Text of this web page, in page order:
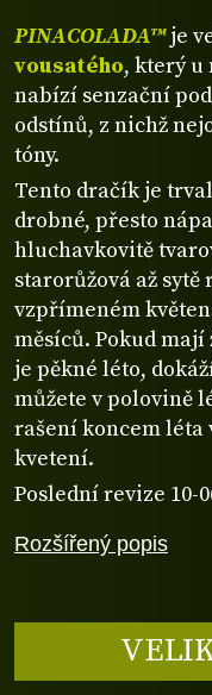
Rozšířený popis
PINACOLADA™je
vousatého, který u
nabízí senzační
odstínů, z nichž
tóny.
Tento dračík je
drobné, přesto
hluchavkovitě
starorůžová až sytě
vzpřímeném
měsíců. Pokud
je pěkné léto,
můžete v polovině
rašení koncem léta
kvetení.
Poslední revize 10-